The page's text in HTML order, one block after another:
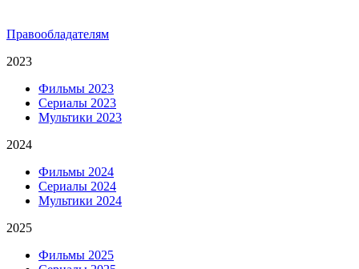
Правообладателям
2023
Фильмы 2023
Сериалы 2023
Мультики 2023
2024
Фильмы 2024
Сериалы 2024
Мультики 2024
2025
Фильмы 2025